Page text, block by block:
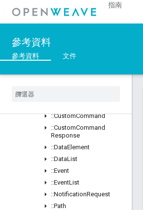
指南
參考資料
參考資料 文件
::BDX_Development
::BulkDataTransfer
::DataManagement_Current
Classes
Structs
::CustomCommand
::CustomCommand
Response
::DataElement
::DataList
::Event
::EventList
::NotificationRequest
::Path